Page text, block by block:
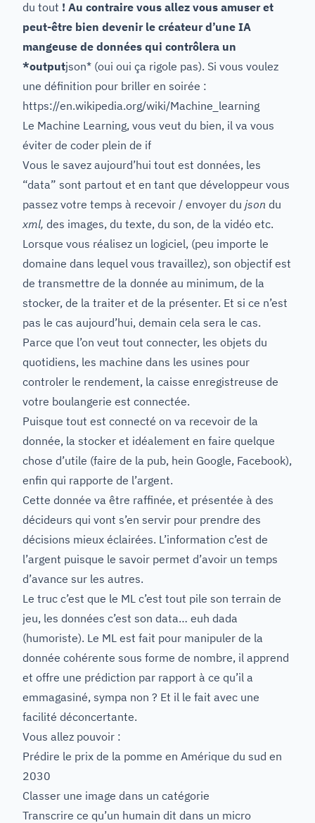
du tout ! Au contraire vous allez vous amuser et
peut-être bien devenir le créateur d’une IA
mangeuse de données qui contrôlera un
*outputjson* (oui oui ça rigole pas). Si vous voulez
une définition pour briller en soirée :
https://en.wikipedia.org/wiki/Machine_learning
Le Machine Learning, vous veut du bien, il va vous
éviter de coder plein de if
Vous le savez aujourd’hui tout est données, les
“data” sont partout et en tant que développeur vous
passez votre temps à recevoir / envoyer du json du
xml, des images, du texte, du son, de la vidéo etc.
Lorsque vous réalisez un logiciel, (peu importe le
domaine dans lequel vous travaillez), son objectif est
de transmettre de la donnée au minimum, de la
stocker, de la traiter et de la présenter. Et si ce n’est
pas le cas aujourd’hui, demain cela sera le cas.
Parce que l’on veut tout connecter, les objets du
quotidiens, les machine dans les usines pour
controler le rendement, la caisse enregistreuse de
votre boulangerie est connectée.
Puisque tout est connecté on va recevoir de la
donnée, la stocker et idéalement en faire quelque
chose d’utile (faire de la pub, hein Google, Facebook),
enfin qui rapporte de l’argent.
Cette donnée va être raffinée, et présentée à des
décideurs qui vont s’en servir pour prendre des
décisions mieux éclairées. L’information c’est de
l’argent puisque le savoir permet d’avoir un temps
d’avance sur les autres.
Le truc c’est que le ML c’est tout pile son terrain de
jeu, les données c’est son data… euh dada
(humoriste). Le ML est fait pour manipuler de la
donnée cohérente sous forme de nombre, il apprend
et offre une prédiction par rapport à ce qu’il a
emmagasiné, sympa non ? Et il le fait avec une
facilité déconcertante.
Vous allez pouvoir :
Prédire le prix de la pomme en Amérique du sud en
2030
Classer une image dans un catégorie
Transcrire ce qu’un humain dit dans un micro